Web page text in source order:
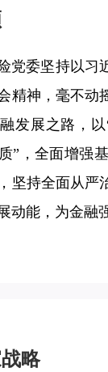
委坚持以习近
精神，毫不动
发展之路，
”，全面增强
坚持全面从严
动能，为金融
略